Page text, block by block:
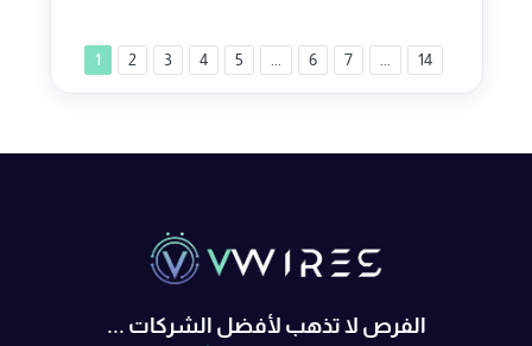
1 2 3 4 5 6 7 14
الفرص لا تذهب لأفضل الشركات ...